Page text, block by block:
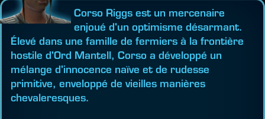
Corso Riggs est un mercenaire
enjoué d'un optimisme désarmant.
Élevé dans une famille de fermiers à la frontière
hostile d'Ord Mantell, Corso a développé un
mélange d'innocence naïve et de rudesse
primitive, enveloppé de vieilles manières
chevaleresques.